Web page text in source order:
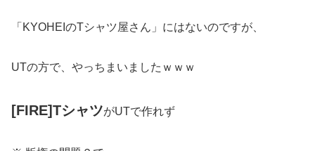
「KYOHEIのTシャツ屋さん」にはないのですが、
UTの方で、やっちまいましたｗｗｗ
[FIRE]TシャツがUTで作れず